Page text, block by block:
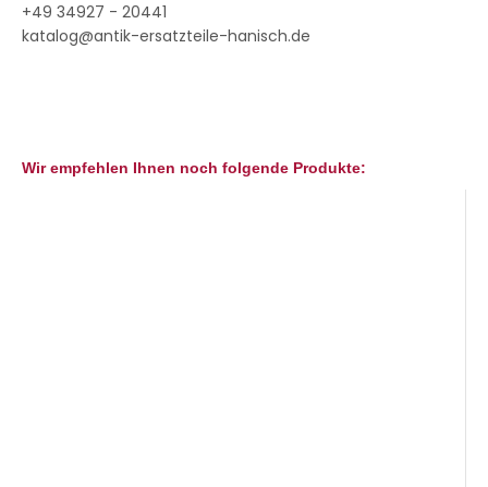
+49 34927 - 20441
katalog@antik-ersatzteile-hanisch.de
Wir empfehlen Ihnen noch folgende Produkte: